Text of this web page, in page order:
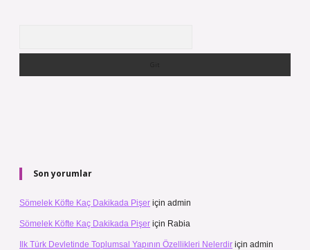
Son yorumlar
Sömelek Köfte Kaç Dakikada Pişer için admin
Sömelek Köfte Kaç Dakikada Pişer için Rabia
Ilk Türk Devletinde Toplumsal Yapının Özellikleri Nelerdir için admin